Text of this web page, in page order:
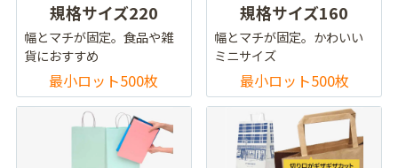
規格サイズ220
幅とマチが固定。食品や雑
貨におすすめ
最小ロット500枚
規格サイズ160
幅とマチが固定。かわいい
ミニサイズ
最小ロット500枚